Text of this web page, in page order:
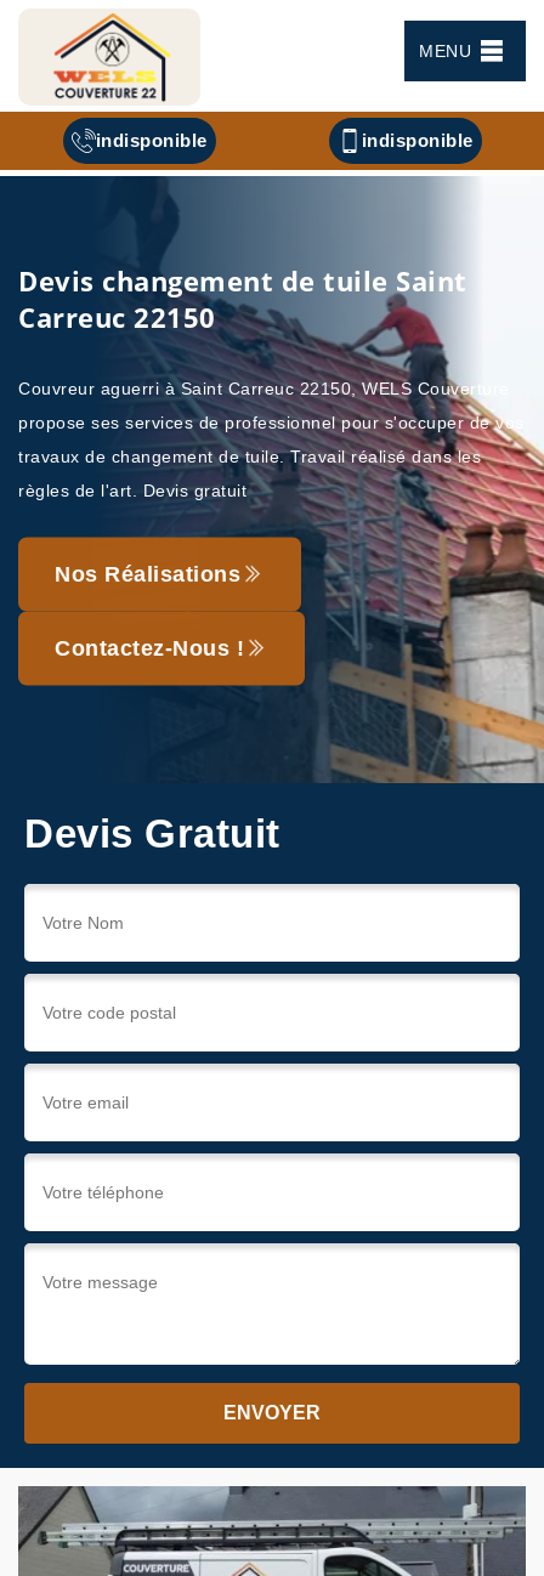
MENU
indisponible indisponible
Devis changement de tuile Saint
Carreuc 22150
Couvreur aguerri à Saint Carreuc 22150, WELS Couverture
propose ses services de professionnel pour s'occuper de vos
travaux de changement de tuile. Travail réalisé dans les
règles de l'art. Devis gratuit
Nos Réalisations
Contactez-Nous !
Devis Gratuit